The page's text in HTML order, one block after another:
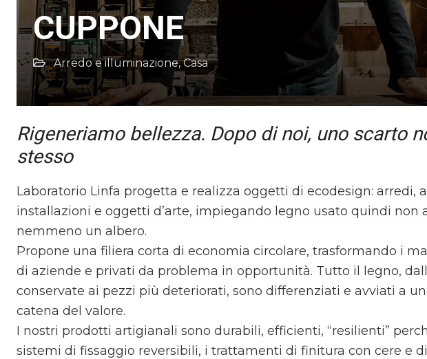
CUPPONE
Arredo e illuminazione,Casa
Rigeneriamo bellezza. Dopo di noi, uno scarto
stesso
Laboratorio Linfa progetta e realizza oggetti di ecodesign: arredi,
installazioni e oggetti d’arte, impiegando legno usato quindi non
nemmeno un albero.
Propone una filiera corta di economia circolare, trasformando i
di aziende e privati da problema in opportunità. Tutto il legno,
conservate ai pezzi più deteriorati, sono differenziati e avviati a
catena del valore.
I nostri prodotti artigianali sono durabili, efficienti, “resilienti”
sistemi di fissaggio reversibili, i trattamenti di finitura con cere e